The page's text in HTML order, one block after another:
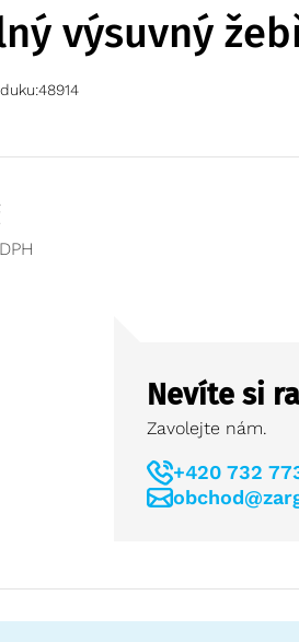
výsuvný
48914
Nevíte si
Zavolejte nám.
+420 732